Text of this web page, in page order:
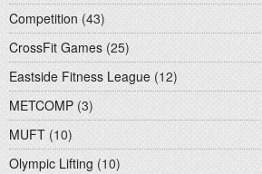
Competition (43)
CrossFit Games (25)
Eastside Fitness League (12)
METCOMP (3)
MUFT (10)
Olympic Lifting (10)